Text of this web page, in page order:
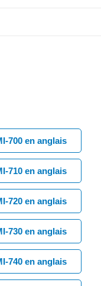
700 en anglais
710 en anglais
720 en anglais
730 en anglais
740 en anglais